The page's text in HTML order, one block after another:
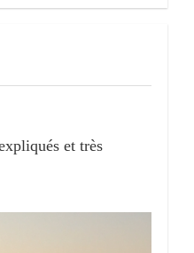
et très